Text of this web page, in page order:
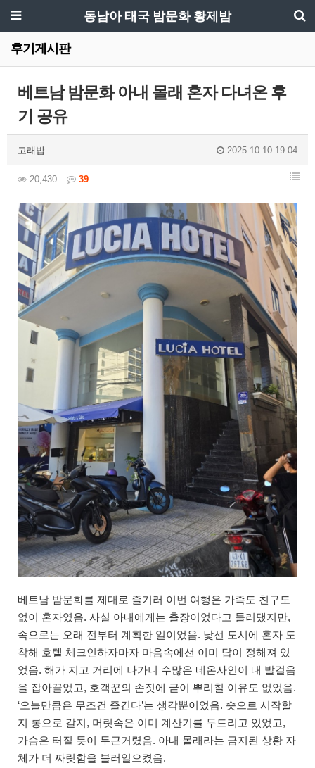
동남아 태국 밤문화 황제밤
후기게시판
베트남 밤문화 아내 몰래 혼자 다녀온 후
기 공유
고래밥 2025.10.10 19:04
20,430 39
베트남 밤문화를 제대로 즐기러 이번 여행은 가족도 친구도
없이 혼자였음. 사실 아내에게는 출장이었다고 둘러댔지만,
속으로는 오래 전부터 계획한 일이었음. 낯선 도시에 혼자 도
착해 호텔 체크인하자마자 마음속에선 이미 답이 정해져 있
었음. 해가 지고 거리에 나가니 수많은 네온사인이 내 발걸음
을 잡아끌었고, 호객꾼의 손짓에 굳이 뿌리칠 이유도 없었음.
‘오늘만큼은 무조건 즐긴다’는 생각뿐이었음. 숏으로 시작할
지 롱으로 갈지, 머릿속은 이미 계산기를 두드리고 있었고,
가슴은 터질 듯이 두근거렸음. 아내 몰래라는 금지된 상황 자
체가 더 짜릿함을 불러일으켰음.